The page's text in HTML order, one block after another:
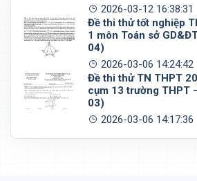
2026-03-12 16:38:31
Đề thi thử tốt nghiệp
1 môn Toán sở
04)
2026-03-06 14:24:42
Đề thi thử TN THPT
cụm 13 trường THPT
03)
2026-03-06 14:17:36